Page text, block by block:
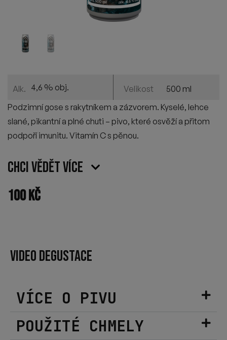
Alk. 4,6 % obj. Velikost
500 ml
Podzimní gose s rakytníkem a zázvorem. Kyselé, lehce
slané, pikantní a plné chuti – pivo, které osvěží a přitom
podpoří imunitu. Vitamín C s pěnou.
Chci vědět více
100Kč
VÍCE O PIVU
POUŽITÉ CHMELY
VIDEO DEGUSTACE